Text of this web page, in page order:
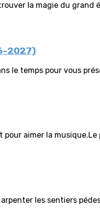
la magie du grand
2027)
le temps pour vous
aimer la musique.Le
les sentiers